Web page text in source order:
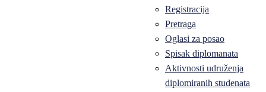
Registracija
Pretraga
Oglasi za posao
Spisak diplomanata
Aktivnosti udruženja
diplomiranih studenata